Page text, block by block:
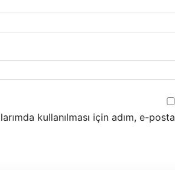
kullanılması için adım, e-